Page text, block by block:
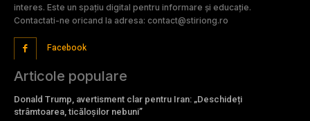
interes. Este un spațiu digital pentru informare și educație.
Contactati-ne oricand la adresa: contact@stiriong.ro
Facebook
Articole populare
Donald Trump, avertisment clar pentru Iran: „Deschideți
strâmtoarea, ticăloșilor nebuni”